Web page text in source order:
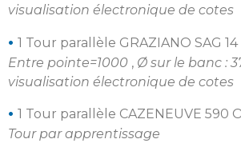
visualisation électronique de cotes
• 1 Tour parallèle GRAZIANO SAG 14
Entre pointe=1000 , Ø sur le banc :
visualisation électronique de cotes
• 1 Tour parallèle CAZENEUVE 590
Tour par apprentissage